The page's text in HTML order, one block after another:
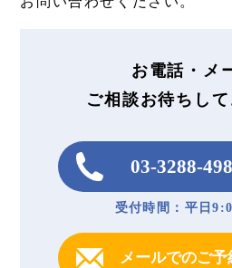
お電話・メ
ご相談お待ちして
03-3288-
受付時間：平日
メールでのご予